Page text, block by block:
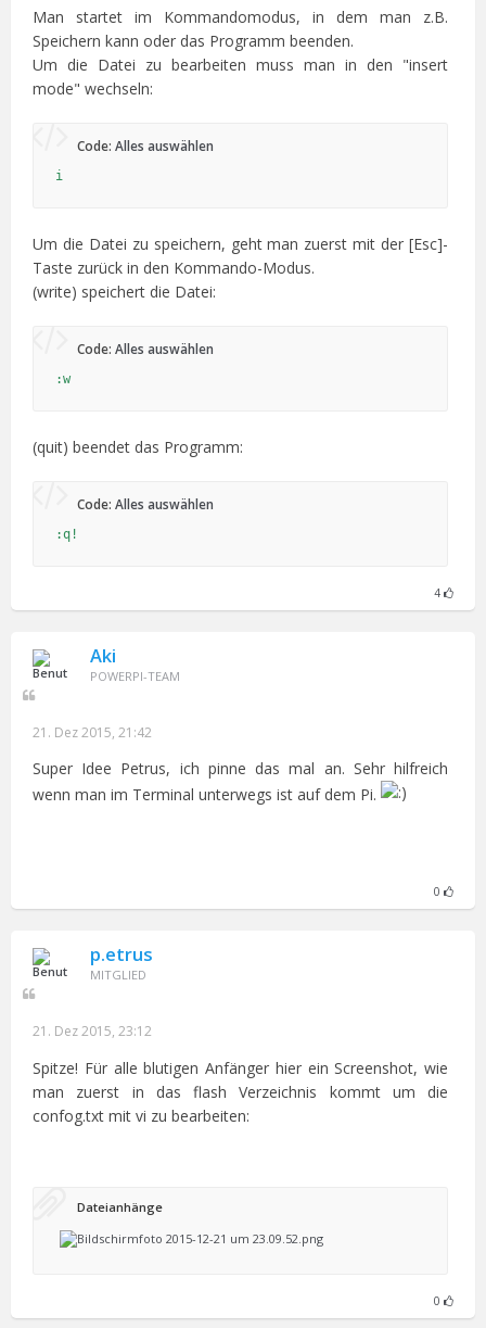
Man startet im Kommandomodus, in dem man z.B.
Speichern kann oder das Programm beenden.
Um die Datei zu bearbeiten muss man in den "insert
mode" wechseln:
Code: Alles auswählen
i
Um die Datei zu speichern, geht man zuerst mit der [Esc]-
Taste zurück in den Kommando-Modus.
(write) speichert die Datei:
Code: Alles auswählen
:w
(quit) beendet das Programm:
Code: Alles auswählen
:q!
4
Aki
POWERPI-TEAM
21. Dez 2015, 21:42
Super Idee Petrus, ich pinne das mal an. Sehr hilfreich
wenn man im Terminal unterwegs ist auf dem Pi.
0
p.etrus
MITGLIED
21. Dez 2015, 23:12
Spitze! Für alle blutigen Anfänger hier ein Screenshot, wie
man zuerst in das flash Verzeichnis kommt um die
confog.txt mit vi zu bearbeiten:
Dateianhänge
0